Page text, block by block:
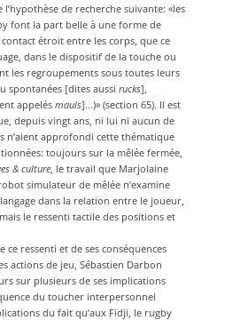
de recherche suivante: «les
font la part belle à une forme de
étroit entre les corps, que ce
dans le dispositif de la touche ou
les regroupements sous toutes leurs
spontanées [dites aussi rucks],
appelésmauls]…)» (section 65). Il est
depuis vingt ans, ni lui ni aucun de
n’aient approfondi cette thématique
toujours sur la mêlée fermée,
& culture, le travail que Marjolaine
simulateur de mêlée n’examine
dans la relation entre le joueur,
le ressenti tactile des positions et
ressenti et de ses conséquences
actions de jeu, Sébastien Darbon
sur plusieurs de ses implications
du toucher interpersonnel
du fait qu’aux Fidji, le rugby